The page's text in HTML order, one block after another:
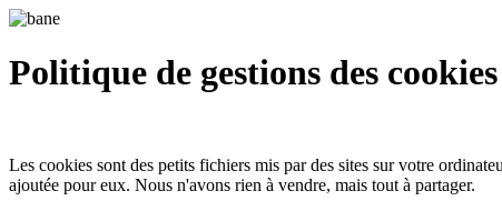
Politique de gestions des cookies
Les cookies sont des petits fichiers mis par des sites sur votre
ajoutée pour eux. Nous n'avons rien à vendre, mais tout à partager.